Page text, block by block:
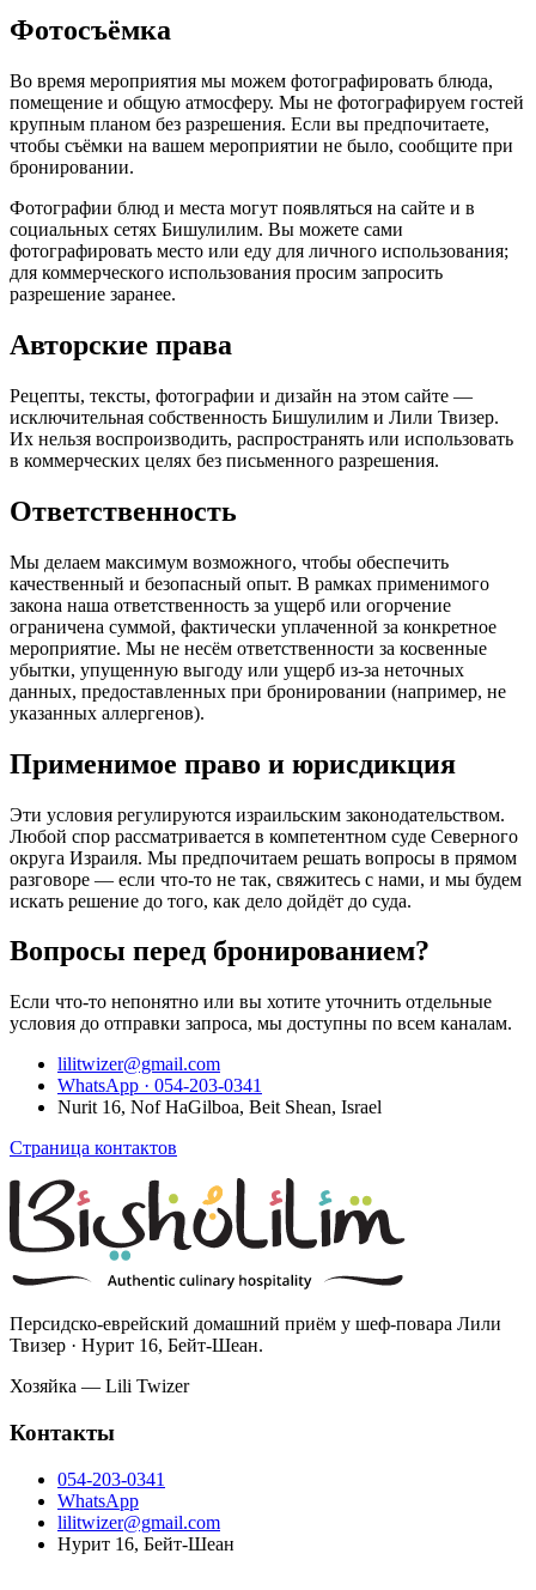
Фотосъёмка
Во время мероприятия мы можем фотографировать блюда,
помещение и общую атмосферу. Мы не фотографируем гостей
крупным планом без разрешения. Если вы предпочитаете,
чтобы съёмки на вашем мероприятии не было, сообщите при
бронировании.
Фотографии блюд и места могут появляться на сайте и в
социальных сетях Бишулилим. Вы можете сами
фотографировать место или еду для личного использования;
для коммерческого использования просим запросить
разрешение заранее.
Авторские права
Рецепты, тексты, фотографии и дизайн на этом сайте —
исключительная собственность Бишулилим и Лили Твизер.
Их нельзя воспроизводить, распространять или использовать
в коммерческих целях без письменного разрешения.
Ответственность
Мы делаем максимум возможного, чтобы обеспечить
качественный и безопасный опыт. В рамках применимого
закона наша ответственность за ущерб или огорчение
ограничена суммой, фактически уплаченной за конкретное
мероприятие. Мы не несём ответственности за косвенные
убытки, упущенную выгоду или ущерб из-за неточных
данных, предоставленных при бронировании (например, не
указанных аллергенов).
Применимое право и юрисдикция
Эти условия регулируются израильским законодательством.
Любой спор рассматривается в компетентном суде Северного
округа Израиля. Мы предпочитаем решать вопросы в прямом
разговоре — если что-то не так, свяжитесь с нами, и мы будем
искать решение до того, как дело дойдёт до суда.
Вопросы перед бронированием?
Если что-то непонятно или вы хотите уточнить отдельные
условия до отправки запроса, мы доступны по всем каналам.
lilitwizer@gmail.com
WhatsApp · 054-203-0341
Nurit 16, Nof HaGilboa, Beit Shean, Israel
Страница контактов
Персидско-еврейский домашний приём у шеф-повара Лили
Твизер · Нурит 16, Бейт-Шеан.
Хозяйка — Lili Twizer
Контакты
054-203-0341
WhatsApp
lilitwizer@gmail.com
Нурит 16, Бейт-Шеан